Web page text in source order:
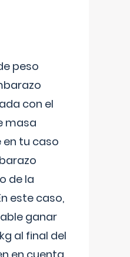
peso
con el
masa
tu caso
de la
este caso,
ganar
kg al final del